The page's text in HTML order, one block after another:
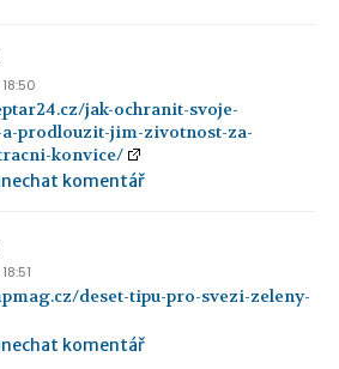
jak-ochranit-svoje-
a-prodlouzit-jim-zivotnost-za-
konvice/
komentář
deset-tipu-pro-svezi-zeleny-
komentář